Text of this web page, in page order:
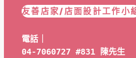
友善店家/店面設計工作小
電話｜
04-7060727 #831 陳先生